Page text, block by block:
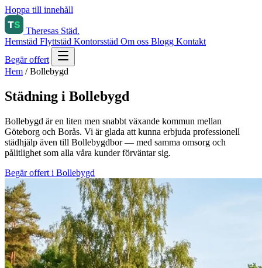
Hoppa till innehåll
Theresas Städ.
Hemstäd Flyttstäd Kontorsstäd Om oss Blogg Kontakt
Begär offert
Hem / Bollebygd
Städning i Bollebygd
Bollebygd är en liten men snabbt växande kommun mellan
Göteborg och Borås. Vi är glada att kunna erbjuda professionell
städhjälp även till Bollebygd­bor — med samma omsorg och
pålitlighet som alla våra kunder förväntar sig.
Begär offert i Bollebygd